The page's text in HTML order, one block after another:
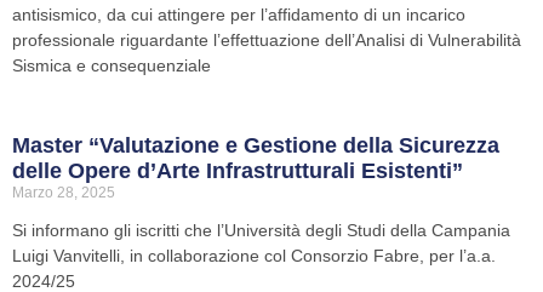
antisismico, da cui attingere per l’affidamento di un incarico
professionale riguardante l’effettuazione dell’Analisi di Vulnerabilità
Sismica e consequenziale
Master “Valutazione e Gestione della Sicurezza
delle Opere d’Arte Infrastrutturali Esistenti”
Marzo 28, 2025
Si informano gli iscritti che l’Università degli Studi della Campania
Luigi Vanvitelli, in collaborazione col Consorzio Fabre, per l’a.a.
2024/25